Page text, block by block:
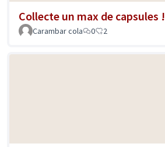
Collecte un max de capsules !
Carambar cola
0 2